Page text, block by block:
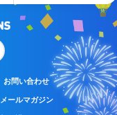
お問い合わせ
メールマガジン